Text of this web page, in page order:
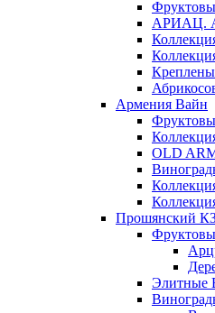
АРИАЦ.
Армения Вайн
OLD
Прошянский
Элитные